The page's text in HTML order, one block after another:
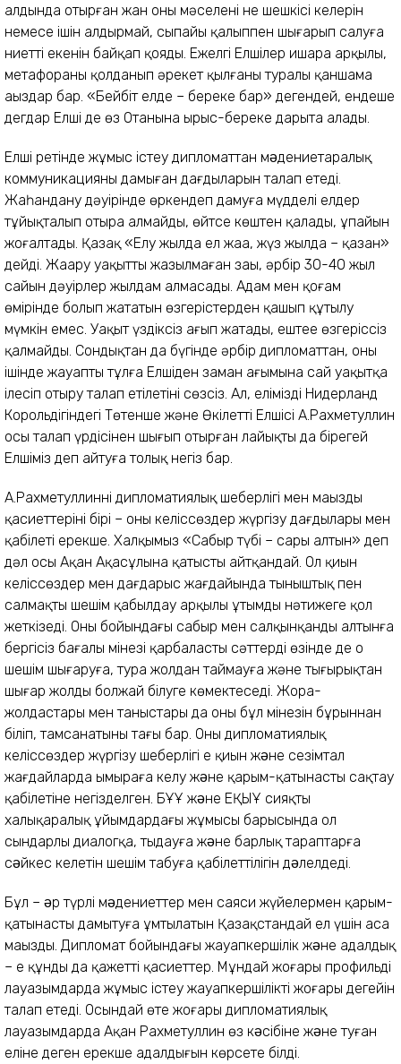
алдында отырған жан оның мәселені не шешкісі келерін
немесе ішін алдырмай, сыпайы қалыппен шығарып салуға
ниетті екенін байқап қояды. Ежелгі Елшілер ишара арқылы,
метафораны қолданып әрекет қылғаны туралы қаншама
аңыздар бар. «Бейбіт елде – береке бар» дегендей, ендеше
дегдар Елші де өз Отанына ырыс-береке дарыта алады.
Елші ретінде жұмыс істеу дипломаттан мəдениетаралық
коммуникацияның дамыған дағдыларын талап етеді.
Жаһандану дәуірінде өркендеп дамуға мүдделі елдер
тұйықталып отыра алмайды, өйтсе көштен қалады, ұпайын
жоғалтады. Қазақ «Елу жылда ел жаңа, жүз жылда – қазан»
дейді. Жаңару уақыттың жазылмаған заңы, әрбір 30-40 жыл
сайын дәуірлер жылдам алмасады. Адам мен қоғам
өмірінде болып жататын өзгерістерден қашып құтылу
мүмкін емес. Уақыт үздіксіз ағып жатады, ештеңе өзгеріссіз
қалмайды. Сондықтан да бүгінде әрбір дипломаттан, оның
ішінде жауапты тұлға Елшіден заман ағымына сай уақытқа
ілесіп отыру талап етілетіні сөзсіз. Ал, еліміздің Нидерланд
Корольдігіндегі Төтенше және Өкілетті Елшісі А.Рахметуллин
осы талап үрдісінен шығып отырған лайықты да бірегей
Елшіміз деп айтуға толық негіз бар.
А.Рахметуллиннің дипломатиялық шеберлігі мен маңызды
қасиеттерінің бірі – оның келіссөздер жүргізу дағдылары мен
қабілеті ерекше. Халқымыз «Сабыр түбі – сары алтын» деп
дәл осы Ақан Ақасұлына қатысты айтқандай. Ол қиын
келіссөздер мен дағдарыс жағдайында тыныштық пен
салмақты шешім қабылдау арқылы ұтымды нәтижеге қол
жеткізеді. Оның бойындағы сабыр мен салқынқанды алтынға
бергісіз бағалы мінезі қарбаласты сәттердің өзінде де оң
шешім шығаруға, тура жолдан таймауға және тығырықтан
шығар жолды болжай білуге көмектеседі. Жора-
жолдастары мен таныстары да оның бұл мінезін бұрыннан
біліп, тамсанатыны тағы бар. Оның дипломатиялық
келіссөздер жүргізу шеберлігі ең қиын жəне сезімтал
жағдайларда ымыраға келу жəне қарым-қатынасты сақтау
қабілетіне негізделген. БҰҰ жəне ЕҚЫҰ сияқты
халықаралық ұйымдардағы жұмысы барысында ол
сындарлы диалогқа, тыңдауға жəне барлық тараптарға
сəйкес келетін шешім табуға қабілеттілігін дəлелдеді.
Бұл – əр түрлі мəдениеттер мен саяси жүйелермен қарым-
қатынасты дамытуға ұмтылатын Қазақстандай ел үшін аса
маңызды. Дипломат бойындағы жауапкершілік жəне адалдық
– ең құнды да қажетті қасиеттер. Мұндай жоғары профильді
лауазымдарда жұмыс істеу жауапкершіліктің жоғары деңгейін
талап етеді. Осындай өте жоғары дипломатиялық
лауазымдарда Ақан Рахметуллин өз кəсібіне жəне туған
еліне деген ерекше адалдығын көрсете білді.